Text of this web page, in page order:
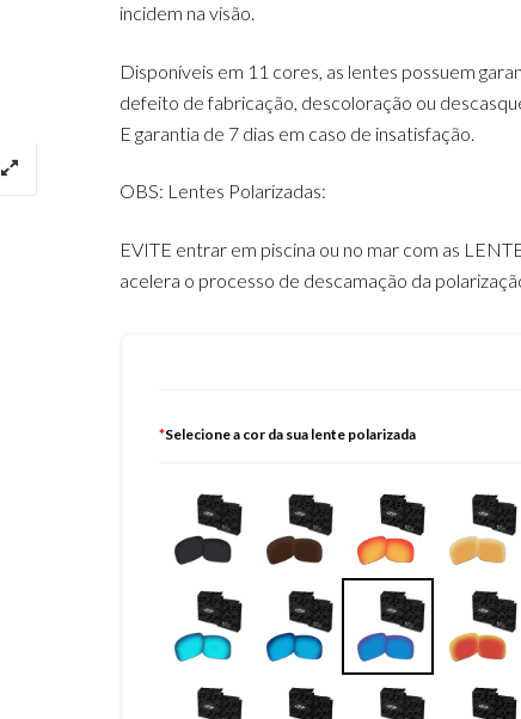
incidem na visão.
Disponíveis em 11 cores, as lentes possuem
defeito de fabricação, descoloração ou
E garantia de 7 dias em caso de insatisfação.
OBS: Lentes Polarizadas:
EVITE entrar em piscina ou no mar com as
acelera o processo de descamação da
*Selecione a cor da sua lente polarizada